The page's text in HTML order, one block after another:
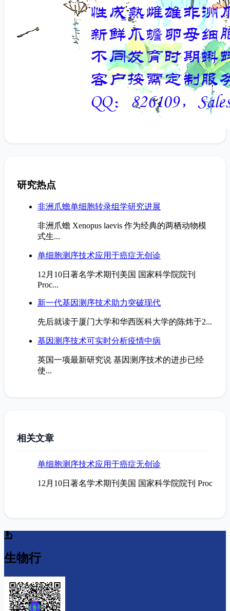
研究热点
非洲爪蟾单细胞转录组学研究进展
非洲爪蟾 Xenopus laevis 作为经典的两栖动物模
式生...
单细胞测序技术应用于癌症无创诊
12月10日著名学术期刊美国 国家科学院院刊
Proc...
新一代基因测序技术助力突破现代
先后就读于厦门大学和华西医科大学的陈炜于2...
基因测序技术可实时分析疫情中病
英国一项最新研究说 基因测序技术的进步已经
使...
相关文章
单细胞测序技术应用于癌症无创诊
12月10日著名学术期刊美国 国家科学院院刊 Proc
生物行